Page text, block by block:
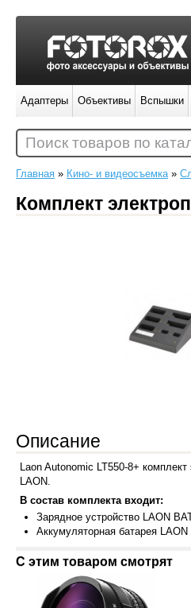
Главная » Кино- и видеосъемка»
Комплект
Описание
Laon Autonomic LT550-8+
LAON.
В состав комплекта входит:
Зарядное устройство LAON
Аккумуляторная батарея
С этим товаром смотрят
Адаптеры Объективы Вспышки
Поиск товаров по